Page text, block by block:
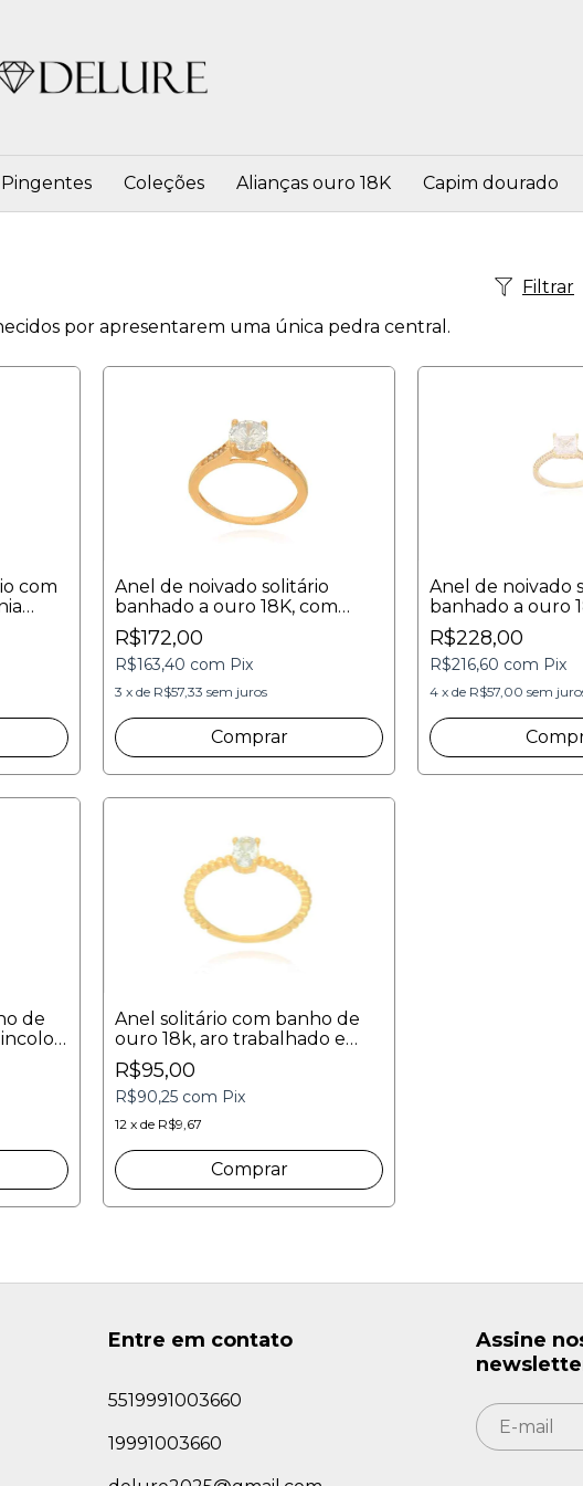
Pingentes Coleções Alianças ouro 18K Capim dourado
Filtrar
por apresentarem uma única pedra central.
com
Anel de noivado solitário
banhado a ouro 18K, com
pedra central 7mm e 10
pedras no aro, zircônias
incolores
R$172,00
R$163,40 com Pix
3 x de R$57,33 sem juros
Comprar
Anel de noivado
banhado a ouro
pedra central
cravejado.
R$228,00
R$216,60 com Pix
4 x de R$57,00 sem
de
Anel solitário com banho de
ouro 18k, aro trabalhado e
uma zircônia oval 4 x 6mm
R$95,00
R$90,25 com Pix
12 x de R$9,67
Comprar
Entre em contato
5519991003660
19991003660
Assine